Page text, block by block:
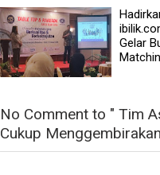
Gelar
No Comment to " Tim
Cukup